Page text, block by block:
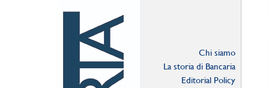
Chi siamo
La storia di Bancaria
Editorial Policy